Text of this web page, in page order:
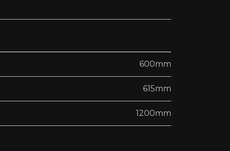
600mm
615mm
1200mm